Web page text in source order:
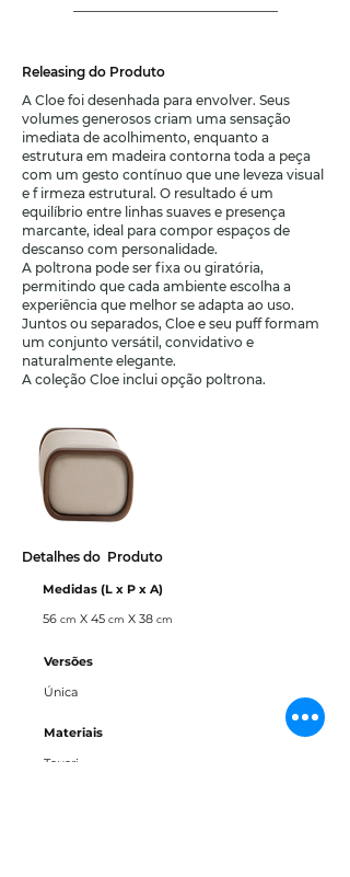
Releasing do Produto
A Cloe foi desenhada para envolver. Seus
volumes generosos criam uma sensação
imediata de acolhimento, enquanto a
estrutura em madeira contorna toda a peça
com um gesto contínuo que une leveza visual
e f irmeza estrutural. O resultado é um
equilíbrio entre linhas suaves e presença
marcante, ideal para compor espaços de
descanso com personalidade.
A poltrona pode ser fixa ou giratória,
permitindo que cada ambiente escolha a
experiência que melhor se adapta ao uso.
Juntos ou separados, Cloe e seu puff formam
um conjunto versátil, convidativo e
naturalmente elegante.
A coleção Cloe inclui opção poltrona.
Detalhes do Produto
Medidas (L x P x A)
56 cm X 45 cm X 38 cm
Versões
Única
Materiais
Tauari